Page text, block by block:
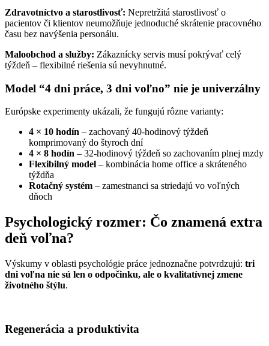
Zdravotníctvo a starostlivosť: Nepretržitá starostlivosť o
pacientov či klientov neumožňuje jednoduché skrátenie pracovného
času bez navýšenia personálu.
Maloobchod a služby: Zákaznícky servis musí pokrývať celý
týždeň – flexibilné riešenia sú nevyhnutné.
Model “4 dni práce, 3 dni voľno” nie je univerzálny
Európske experimenty ukázali, že fungujú rôzne varianty:
4 × 10 hodín – zachovaný 40-hodinový týždeň
komprimovaný do štyroch dní
4 × 8 hodín – 32-hodinový týždeň so zachovaním plnej mzdy
Flexibilný model – kombinácia home office a skráteného
týždňa
Rotačný systém – zamestnanci sa striedajú vo voľných
dňoch
Psychologický rozmer: Čo znamená extra
deň voľna?
Výskumy v oblasti psychológie práce jednoznačne potvrdzujú: tri
dni voľna nie sú len o odpočinku, ale o kvalitatívnej zmene
životného štýlu.
Regenerácia a produktivita